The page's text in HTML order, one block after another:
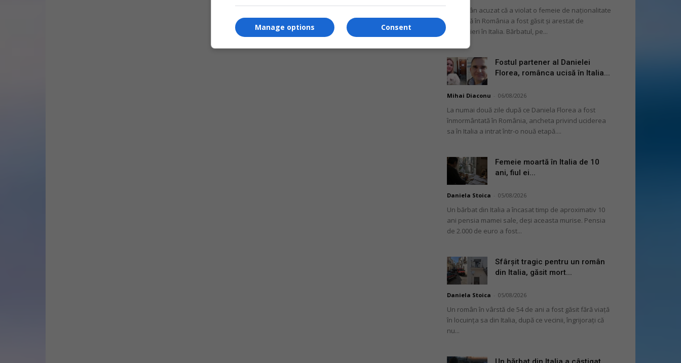
Un român acuzat că a violat o femeie de naționalitate
britanică în România a fost găsit și arestat de
carabinieri în Italia. Bărbatul, pe...
Fostul partener al Danielei
Florea, românca ucisă în Italia...
Mihai Diaconu 06/08/2026
La numai două zile după ce Daniela Florea a fost
înmormântată în România, ancheta privind uciderea
sa în Italia a intrat într-o nouă etapă....
Femeie moartă în Italia de 10
ani, fiul ei...
Daniela Stoica 05/08/2026
Un bărbat din Italia a încasat timp de aproximativ 10
ani pensia mamei sale, deși aceasta murise. Pensia
de 2.000 de euro a fost...
Sfârșit tragic pentru un român
din Italia, găsit mort...
Daniela Stoica 05/08/2026
Un român în vârstă de 54 de ani a fost găsit fără viață
în locuința sa din Italia, după ce vecinii, îngrijorați că
nu...
Consent
Manage options